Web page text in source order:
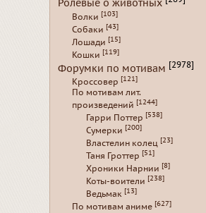
Ролевые о животных
Волки [103]
Собаки [43]
Лошади [15]
Кошки [119]
Форумки по мотивам [2978]
Кроссовер [121]
По мотивам лит.
произведений [1244]
Гарри Поттер [538]
Сумерки [200]
Властелин колец [23]
Таня Гроттер [51]
Хроники Нарнии [8]
Коты-воители [238]
Ведьмак [13]
По мотивам аниме [627]